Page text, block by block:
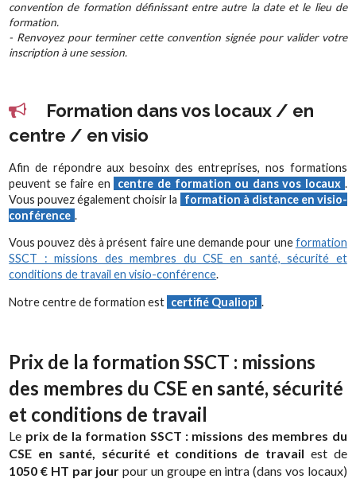
convention de formation définissant entre autre la date et le lieu de
formation.
- Renvoyez pour terminer cette convention signée pour valider votre
inscription à une session.
Formation dans vos locaux / en
centre / en visio
Afin de répondre aux besoinx des entreprises, nos formations
peuvent se faire en
centre de formation ou dans vos locaux .
Vous pouvez également choisir la
formation à distance en visio-
conférence .
Vous pouvez dès à présent faire une demande pour uneformation
SSCT : missions des membres du CSE en santé, sécurité et
conditions de travail en visio-conférence.
Notre centre de formation est certifié Qualiopi .
Prix de la formation SSCT : missions
des membres du CSE en santé, sécurité
et conditions de travail
Le prix de la formation SSCT : missions des membres du
CSE en santé, sécurité et conditions de travail est de
1050 € HT par jour pour un groupe en intra (dans vos locaux)